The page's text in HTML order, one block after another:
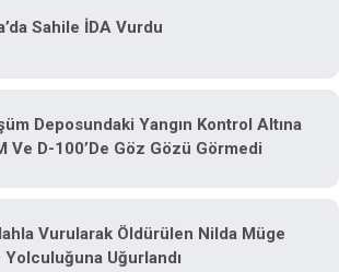
Sahile İDA Vurdu
Deposundaki Yangın Kontrol Altına
Ve D-100’de Göz Gözü Görmedi
Vurularak Öldürülen Nilda Müge
Yolculuğuna Uğurlandı